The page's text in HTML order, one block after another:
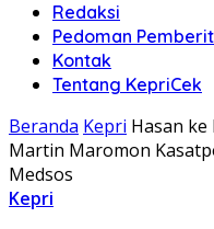
Redaksi
Pedoman
Kontak
Tentang KepriCek
Beranda Kepri Hasan
Martin Maromon
Medsos
Kepri